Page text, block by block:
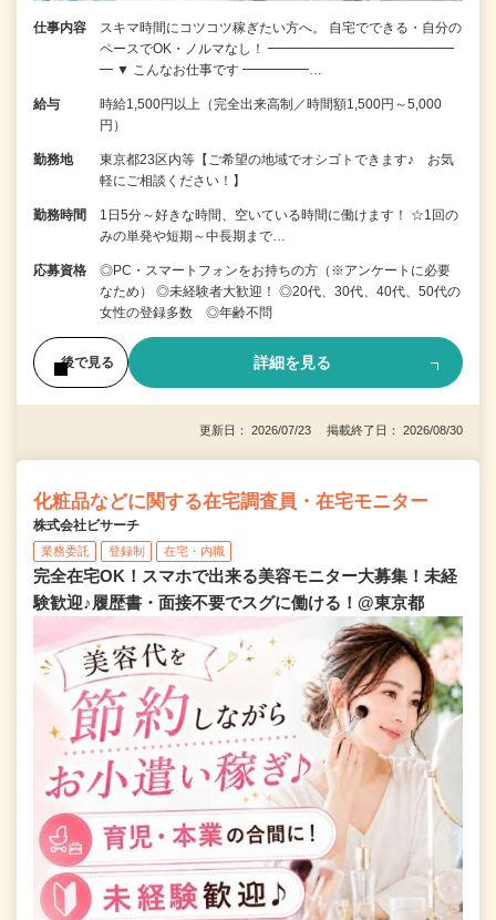
仕事内容
スキマ時間にコツコツ稼ぎたい方へ。 自宅でできる・自分の
ペースでOK・ノルマなし！ ━━━━━━━━━━━━━━
━ ▼ こんなお仕事です ━━━━━…
給与
時給1,500円以上（完全出来高制／時間額1,500円～5,000
円）
勤務地
東京都23区内等【ご希望の地域でオシゴトできます♪ お気
軽にご相談ください！】
勤務時間
1日5分～好きな時間、空いている時間に働けます！ ☆1回の
みの単発や短期～中長期まで…
応募資格
◎PC・スマートフォンをお持ちの方（※アンケートに必要
なため） ◎未経験者大歓迎！ ◎20代、30代、40代、50代の
女性の登録多数 ◎年齢不問
後で見る 詳細を見る
更新日： 2026/07/23 掲載終了日： 2026/08/30
化粧品などに関する在宅調査員・在宅モニター
株式会社ビサーチ
業務委託 登録制 在宅・内職
完全在宅OK！スマホで出来る美容モニター大募集！未経
験歓迎♪履歴書・面接不要でスグに働ける！@東京都